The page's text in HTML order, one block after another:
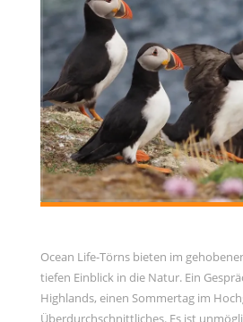
September 2020
August 2020
Juli 2020
Juni 2020
Mai 2020
META
Registrieren
Eintrags-Feed
Kommentar-Feed
Ocean Life-Törns bieten im
tiefen Einblick in die Natur. Ein
Highlands, einen Sommertag im
Überdurchschnittliches. Es ist